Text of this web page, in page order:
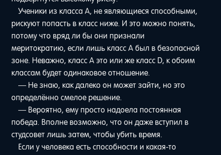
Ученики из класса A, не являющиеся способными,
рискуют попасть в класс ниже. И это можно понять,
потому что вряд ли бы они признали
меритократию, если лишь класс A был в безопасной
зоне. Неважно, класс A это или же класс D, к обоим
классам будет одинаковое отношение.
— Не знаю, как далеко он может зайти, но это
определённо смелое решение.
— Вероятно, ему просто надоела постоянная
победа. Вполне возможно, что он даже вступил в
студсовет лишь затем, чтобы убить время.
Если у человека есть способности и какая-то